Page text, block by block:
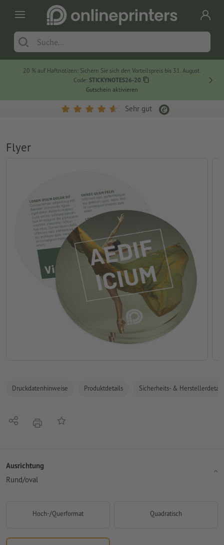
20 % auf Haftnotizen: Sichern Sie sich den Vorteilspreis bis 31. August.
Code: STICKYNOTES26-20
Gutschein aktivieren
Sehr gut
Flyer
Druckdatenhinweise Produktdetails Sicherheits- &
Teilen DruckenAuf die Merkliste
Ausrichtung
Rund/oval
Hoch-/Querformat Quadratisch